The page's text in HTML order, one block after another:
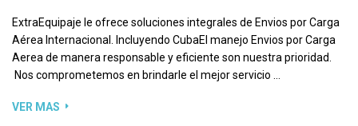
ExtraEquipaje le ofrece soluciones integrales de Envios por Carga
Aérea Internacional. Incluyendo CubaEl manejo Envios por Carga
Aerea de manera responsable y eficiente son nuestra prioridad.
Nos comprometemos en brindarle el mejor servicio …
VER MAS